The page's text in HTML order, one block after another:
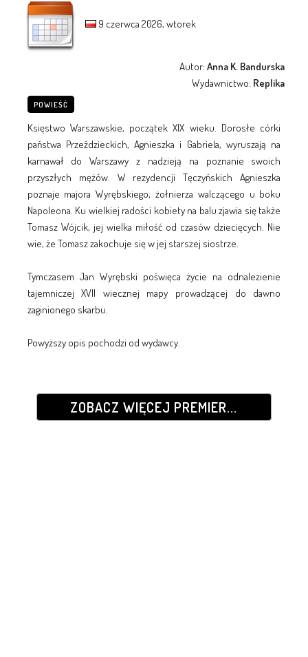
9 czerwca 2026, wtorek
Autor:Anna K. Bandurska
Wydawnictwo: Replika
POWIEŚĆ
Księstwo Warszawskie, początek XIX wieku. Dorosłe córki
państwa Przeździeckich, Agnieszka i Gabriela, wyruszają na
karnawał do Warszawy z nadzieją na poznanie swoich
przyszłych mężów. W rezydencji Tęczyńskich Agnieszka
poznaje majora Wyrębskiego, żołnierza walczącego u boku
Napoleona. Ku wielkiej radości kobiety na balu zjawia się także
Tomasz Wójcik, jej wielka miłość od czasów dziecięcych. Nie
wie, że Tomasz zakochuje się w jej starszej siostrze.
Tymczasem Jan Wyrębski poświęca życie na odnalezienie
tajemniczej XVII wiecznej mapy prowadzącej do dawno
zaginionego skarbu.
Powyższy opis pochodzi od wydawcy.
ZOBACZ WIĘCEJ PREMIER...